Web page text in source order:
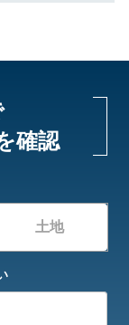
確認
土地